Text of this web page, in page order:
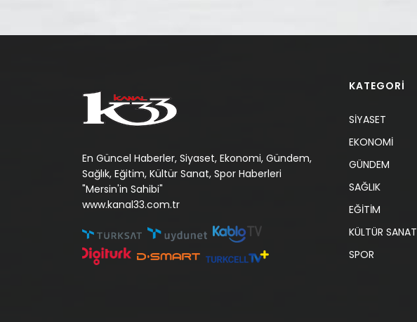
En Güncel Haberler, Siyaset, Ekonomi, Gündem,
Sağlık, Eğitim, Kültür Sanat, Spor Haberleri
"Mersin'in Sahibi"
www.kanal33.com.tr
KATEGORİ
SİYASET
EKONOMİ
GÜNDEM
SAĞLIK
EĞİTİM
KÜLTÜR SANAT
SPOR